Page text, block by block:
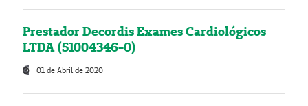
Prestador Decordis Exames Cardiológicos
LTDA (51004346-0)
01 de Abril de 2020